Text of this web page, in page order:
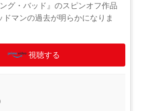
グ・バッド』のスピンオフ作品
ドマンの過去が明らかになりま
視聴する